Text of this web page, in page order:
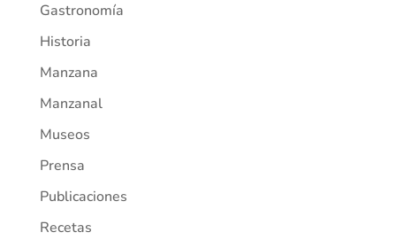
Gastronomía
Historia
Manzana
Manzanal
Museos
Prensa
Publicaciones
Recetas